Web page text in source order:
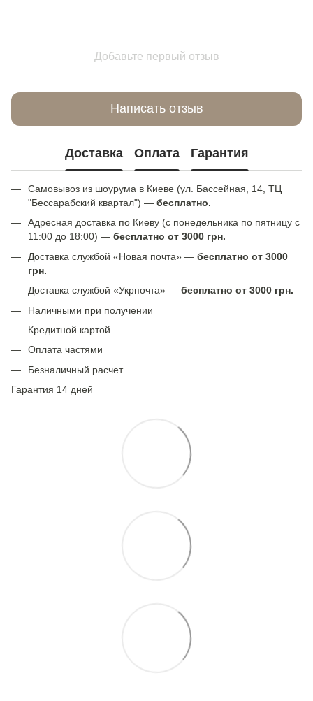
Добавьте первый отзыв
Написать отзыв
Доставка Оплата Гарантия
Самовывоз из шоурума в Киеве (ул. Бассейная, 14, ТЦ
"Бессарабский квартал") — бесплатно.
Адресная доставка по Киеву (с понедельника по пятницу с
11:00 до 18:00) — бесплатно от 3000 грн.
Доставка службой «Новая почта» — бесплатно от 3000
грн.
Доставка службой «Укрпочта» — бесплатно от 3000 грн.
Наличными при получении
Кредитной картой
Оплата частями
Безналичный расчет
Гарантия 14 дней